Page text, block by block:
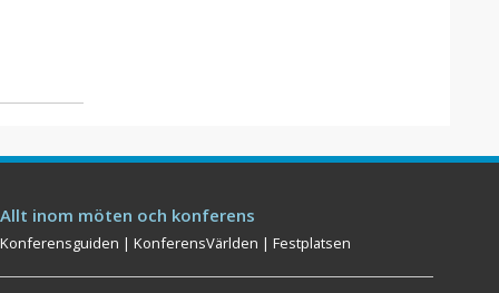
Allt inom möten och konferens
Konferensguiden |KonferensVärlden |Festplatsen